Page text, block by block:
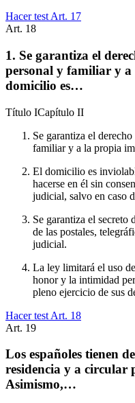
Hacer test Art. 17
Art. 18
1. Se garantiza el
personal y familiar y
domicilio es…
Título ICapítulo II
Se garantiza el
familiar y a la propia
El domicilio es
hacerse en él sin
judicial, salvo en caso
Se garantiza el secreto
de las postales,
judicial.
La ley limitará el uso
honor y la intimidad
pleno ejercicio de sus
Hacer test Art. 18
Art. 19
Los españoles tienen
residencia y a circular
Asimismo,…